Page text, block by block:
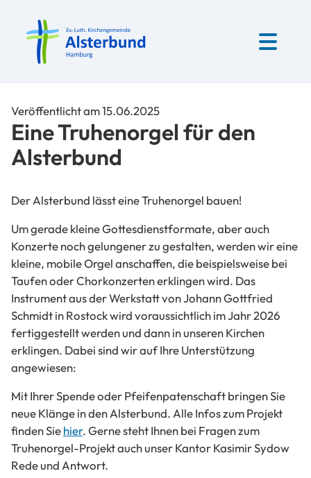
Veröffentlicht am 15.06.2025
Eine Truhenorgel für den
Alsterbund
Der Alsterbund lässt eine Truhenorgel bauen!
Um gerade kleine Gottesdienstformate, aber auch
Konzerte noch gelungener zu gestalten, werden wir eine
kleine, mobile Orgel anschaffen, die beispielsweise bei
Taufen oder Chorkonzerten erklingen wird. Das
Instrument aus der Werkstatt von Johann Gottfried
Schmidt in Rostock wird voraussichtlich im Jahr 2026
fertiggestellt werden und dann in unseren Kirchen
erklingen. Dabei sind wir auf Ihre Unterstützung
angewiesen:
Mit Ihrer Spende oder Pfeifenpatenschaft bringen Sie
neue Klänge in den Alsterbund. Alle Infos zum Projekt
finden Siehier. Gerne steht Ihnen bei Fragen zum
Truhenorgel-Projekt auch unser Kantor Kasimir Sydow
Rede und Antwort.